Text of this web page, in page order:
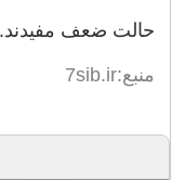
حالت ضعف مفیدند.
منبع:7sib.ir